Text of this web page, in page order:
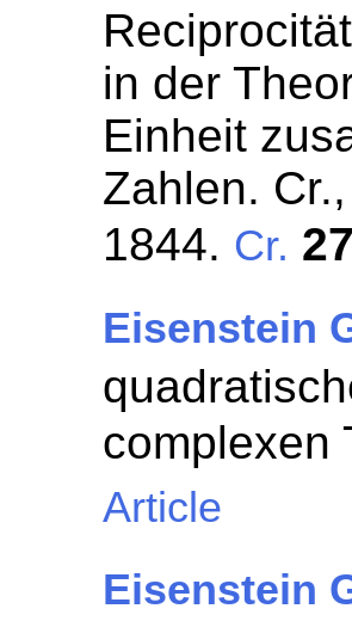
in der
Einheit
Zahlen.
1844. Cr. 27
Eisenstein
Article
Eisenstein